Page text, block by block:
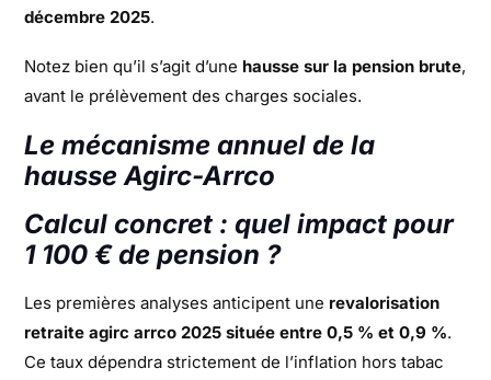
décembre 2025.
Notez bien qu’il s’agit d’une hausse sur la pension brute,
avant le prélèvement des charges sociales.
Le mécanisme annuel de la
hausse Agirc-Arrco
Calcul concret : quel impact pour
1 100 € de pension ?
Les premières analyses anticipent une revalorisation
retraite agirc arrco 2025 située entre 0,5 % et 0,9 %.
Ce taux dépendra strictement de l’inflation hors tabac